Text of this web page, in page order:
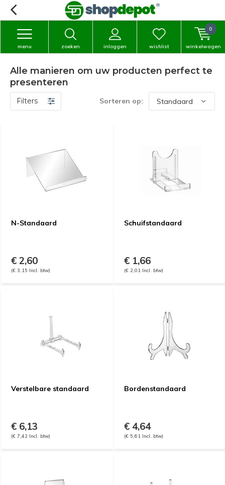
zoeken inloggen
menu wishlist winkelwagen
0
Alle manieren om uw producten perfect te
presenteren
Filters Sorteren op:
N-Standaard
€ 2,60
(€ 3,15 Incl. btw)
Schuifstandaard
€ 1,66
(€ 2,01 Incl. btw)
Verstelbare standaard
€ 6,13
(€ 7,42 Incl. btw)
Bordenstandaard
€ 4,64
(€ 5,61 Incl. btw)